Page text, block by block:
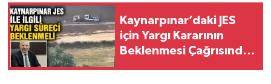
Kaynarpınar’daki JES
için Yargı Kararının
Beklenmesi Çağrısında